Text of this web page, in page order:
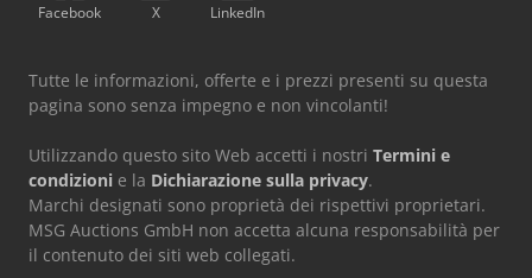
Facebook X LinkedIn
Tutte le informazioni, offerte e i prezzi presenti su questa
pagina sono senza impegno e non vincolanti!
Utilizzando questo sito Web accetti i nostri Termini e
condizioni e la Dichiarazione sulla privacy.
Marchi designati sono proprietà dei rispettivi proprietari.
MSG Auctions GmbH non accetta alcuna responsabilità per
il contenuto dei siti web collegati.